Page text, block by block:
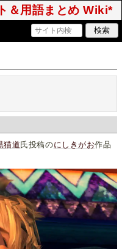
＆用語まとめ Wiki*
猫道氏投稿のにしきがお作品